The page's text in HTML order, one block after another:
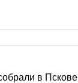
в Пскове